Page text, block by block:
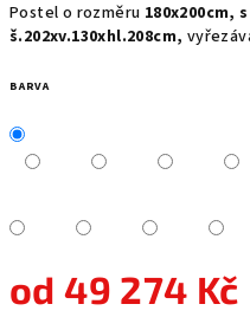
Postel o rozměru 180x200cm,
š.202xv.130xhl.208cm,
BARVA
od49 274 Kč